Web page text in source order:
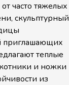
часто тяжелых
скульптурный
приглашающих
теплые
и ножки
из